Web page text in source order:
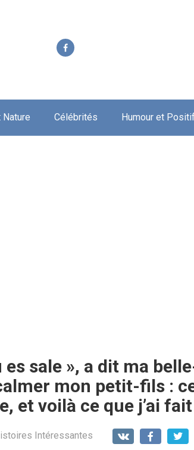
Nature Célébrités Humour et
es sale », a dit ma
mon petit-fils :
et voilà ce que j’ai fait
Intéressantes